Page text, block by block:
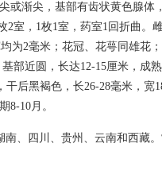
或渐尖，基部有齿状黄色腺体
2室，1枚1室，药室1回折曲。
为2毫米；花冠、花萼同雄花
部近圆，长达12-15厘米，成
后黑褐色，长26-28毫米，宽
8-10月。
、四川、贵州、云南和西藏